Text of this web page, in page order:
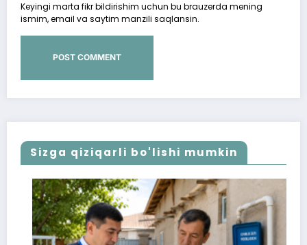
Keyingi marta fikr bildirishim uchun bu brauzerda mening
ismim, email va saytim manzili saqlansin.
Sizga qiziqarli bo'lishi mumkin